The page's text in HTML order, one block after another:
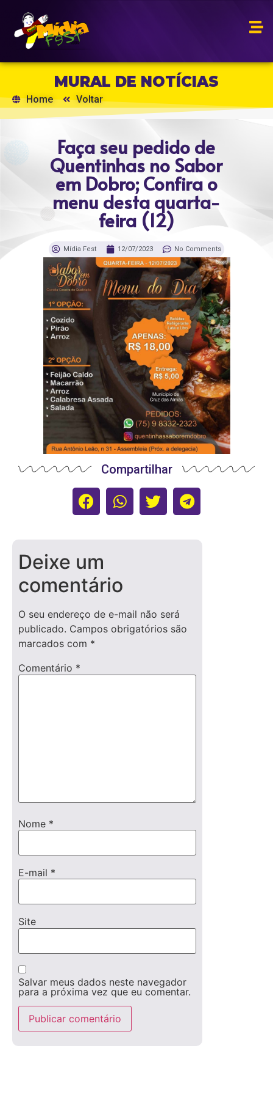
MURAL DE NOTÍCIAS
Home Voltar
Faça seu pedido de
Quentinhas no Sabor
em Dobro; Confira o
menu desta quarta-
feira (12)
Mídia Fest 12/07/2023 No Comments
Compartilhar
Deixe um
comentário
O seu endereço de e-mail não será
publicado. Campos obrigatórios são
marcados com *
Comentário *
Nome *
E-mail *
Site
Salvar meus dados neste navegador
para a próxima vez que eu comentar.